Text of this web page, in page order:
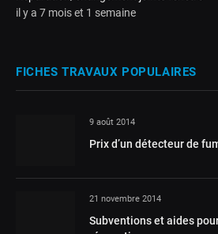
il y a 7 mois et 1 semaine
FICHES TRAVAUX POPULAIRES
9 août 2014
Prix d’un détecteur de
21 novembre 2014
Subventions et aides